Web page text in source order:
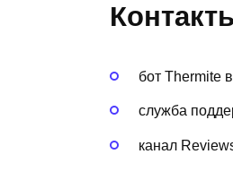
бот Thermite
служба
канал